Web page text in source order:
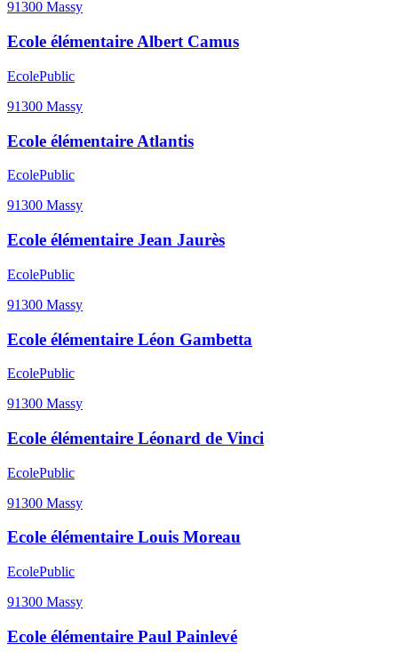
91300 Massy
Ecole élémentaire Albert Camus
EcolePublic
91300 Massy
Ecole élémentaire Atlantis
EcolePublic
91300 Massy
Ecole élémentaire Jean Jaurès
EcolePublic
91300 Massy
Ecole élémentaire Léon Gambetta
EcolePublic
91300 Massy
Ecole élémentaire Léonard de Vinci
EcolePublic
91300 Massy
Ecole élémentaire Louis Moreau
EcolePublic
91300 Massy
Ecole élémentaire Paul Painlevé